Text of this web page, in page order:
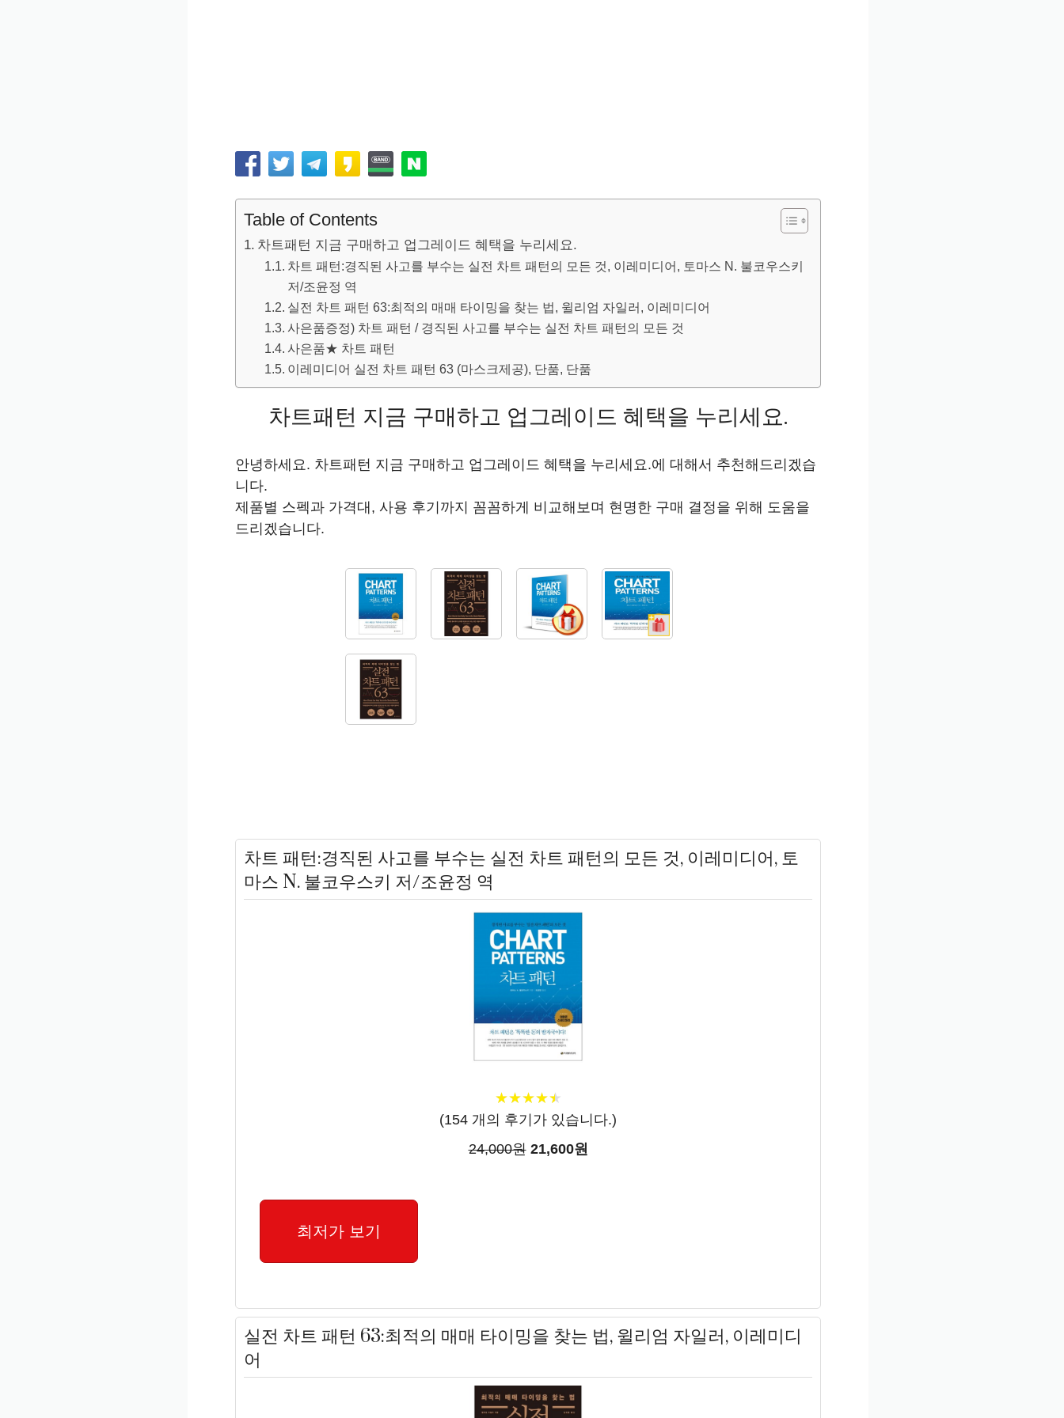
Table of Contents
차트패턴 지금 구매하고 업그레이드 혜택을 누리세요.
차트 패턴:경직된 사고를 부수는 실전 차트 패턴의 모든 것, 이레미디어, 토마스 N. 불코우스키
저/조윤정 역
실전 차트 패턴 63:최적의 매매 타이밍을 찾는 법, 윌리엄 자일러, 이레미디어
사은품증정) 차트 패턴 / 경직된 사고를 부수는 실전 차트 패턴의 모든 것
사은품★ 차트 패턴
이레미디어 실전 차트 패턴 63 (마스크제공), 단품, 단품
차트패턴 지금 구매하고 업그레이드 혜택을 누리세요.
안녕하세요. 차트패턴 지금 구매하고 업그레이드 혜택을 누리세요.에 대해서 추천해드리겠습
니다.
제품별 스펙과 가격대, 사용 후기까지 꼼꼼하게 비교해보며 현명한 구매 결정을 위해 도움을
드리겠습니다.
차트 패턴:경직된 사고를 부수는 실전 차트 패턴의 모든 것, 이레미디어, 토
마스 N. 불코우스키 저/조윤정 역
★★★★★
★★★★★
(154 개의 후기가 있습니다.)
24,000원 21,600원
최저가 보기
실전 차트 패턴 63:최적의 매매 타이밍을 찾는 법, 윌리엄 자일러, 이레미디
어